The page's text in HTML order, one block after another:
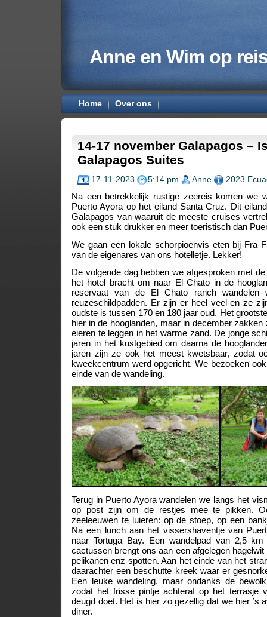
Anne en Wim op
Home Over ons
14-17 november Galapagos –
Galapagos Suites
17-11-2023 5:14 pm Anne 2023
Na een betrekkelijk rustige zeereis komen we
Puerto Ayora op het eiland Santa Cruz. Dit
Galapagos van waaruit de meeste cruises
ook een stuk drukker en meer toeristisch dan
We gaan een lokale schorpioenvis eten bij Fra
van de eigenares van ons hotelletje. Lekker!
De volgende dag hebben we afgesproken met
het hotel bracht om naar El Chato in de
reservaat van de El Chato ranch wandelen
reuzeschildpadden. Er zijn er heel veel en ze
oudste is tussen 170 en 180 jaar oud. Het
hier in de hooglanden, maar in december
eieren te leggen in het warme zand. De jonge
jaren in het kustgebied om daarna de
jaren zijn ze ook het meest kwetsbaar, zodat
kweekcentrum werd opgericht. We bezoeken
einde van de wandeling.
Terug in Puerto Ayora wandelen we langs het
op post zijn om de restjes mee te pikken.
zeeleeuwen te luieren: op de stoep, op een
Na een lunch aan het vissershaventje van
naar Tortuga Bay. Een wandelpad van 2,5
cactussen brengt ons aan een afgelegen
pelikanen enz spotten. Aan het einde van het
daarachter een beschutte kreek waar er
Een leuke wandeling, maar ondanks de
zodat het frisse pintje achteraf op het terrasje
deugd doet. Het is hier zo gezellig dat we hier ’s
diner.